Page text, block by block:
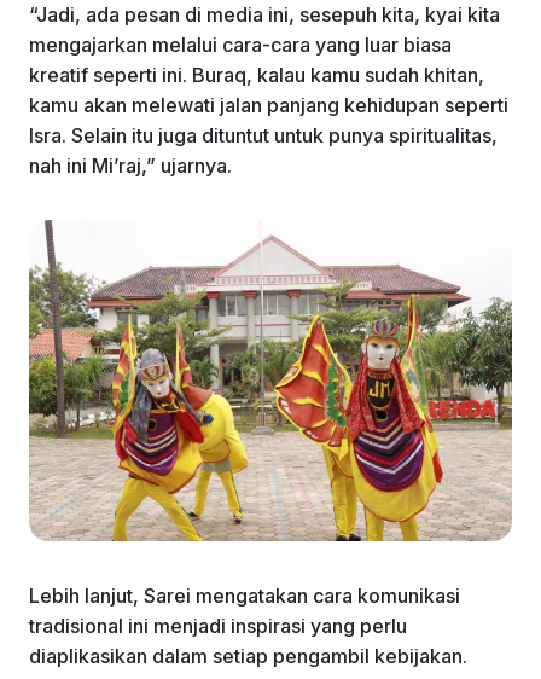
“Jadi, ada pesan di media ini, sesepuh kita, kyai kita
mengajarkan melalui cara-cara yang luar biasa
kreatif seperti ini. Buraq, kalau kamu sudah khitan,
kamu akan melewati jalan panjang kehidupan seperti
Isra. Selain itu juga dituntut untuk punya spiritualitas,
nah ini Mi’raj,” ujarnya.
Lebih lanjut, Sarei mengatakan cara komunikasi
tradisional ini menjadi inspirasi yang perlu
diaplikasikan dalam setiap pengambil kebijakan.